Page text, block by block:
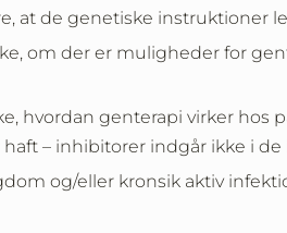
at de genetiske instruktioner
om der er muligheder for
hvordan genterapi virker hos
haft – inhibitorer indgår ikke i
og/eller kronsik aktiv